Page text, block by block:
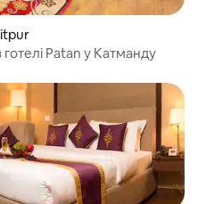
Patan у Катманду